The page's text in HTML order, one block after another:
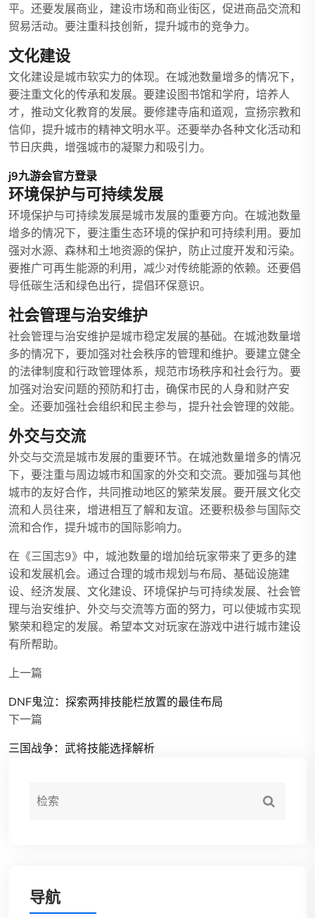
平。还要发展商业，建设市场和商业街区，促进商品交流和
贸易活动。要注重科技创新，提升城市的竞争力。
文化建设
文化建设是城市软实力的体现。在城池数量增多的情况下，
要注重文化的传承和发展。要建设图书馆和学府，培养人
才，推动文化教育的发展。要修建寺庙和道观，宣扬宗教和
信仰，提升城市的精神文明水平。还要举办各种文化活动和
节日庆典，增强城市的凝聚力和吸引力。
j9九游会官方登录
环境保护与可持续发展
环境保护与可持续发展是城市发展的重要方向。在城池数量
增多的情况下，要注重生态环境的保护和可持续利用。要加
强对水源、森林和土地资源的保护，防止过度开发和污染。
要推广可再生能源的利用，减少对传统能源的依赖。还要倡
导低碳生活和绿色出行，提倡环保意识。
社会管理与治安维护
社会管理与治安维护是城市稳定发展的基础。在城池数量增
多的情况下，要加强对社会秩序的管理和维护。要建立健全
的法律制度和行政管理体系，规范市场秩序和社会行为。要
加强对治安问题的预防和打击，确保市民的人身和财产安
全。还要加强社会组织和民主参与，提升社会管理的效能。
外交与交流
外交与交流是城市发展的重要环节。在城池数量增多的情况
下，要注重与周边城市和国家的外交和交流。要加强与其他
城市的友好合作，共同推动地区的繁荣发展。要开展文化交
流和人员往来，增进相互了解和友谊。还要积极参与国际交
流和合作，提升城市的国际影响力。
在《三国志9》中，城池数量的增加给玩家带来了更多的建
设和发展机会。通过合理的城市规划与布局、基础设施建
设、经济发展、文化建设、环境保护与可持续发展、社会管
理与治安维护、外交与交流等方面的努力，可以使城市实现
繁荣和稳定的发展。希望本文对玩家在游戏中进行城市建设
有所帮助。
上一篇
DNF鬼泣：探索两排技能栏放置的最佳布局
下一篇
三国战争：武将技能选择解析
导航